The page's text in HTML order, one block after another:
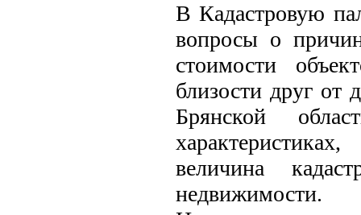
В Кадастровую
вопросы о
стоимости
близости друг от
Брянской
величина
недвижимости.